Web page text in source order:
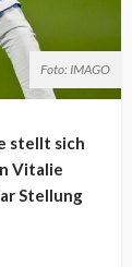
Foto: IMAGO
stellt sich
Vitalie
Stellung